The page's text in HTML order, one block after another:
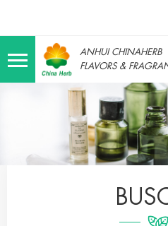
ANHUI CHINAHERB
FLAVORS &